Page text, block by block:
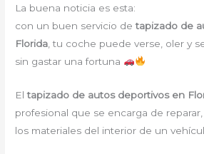
La buena noticia es esta:
con un buen servicio detapizado de
Florida , tu coche puede verse, oler y
sin gastar una fortuna
Eltapizado de autos deportivos en
profesional que se encarga de
los materiales del interior de un